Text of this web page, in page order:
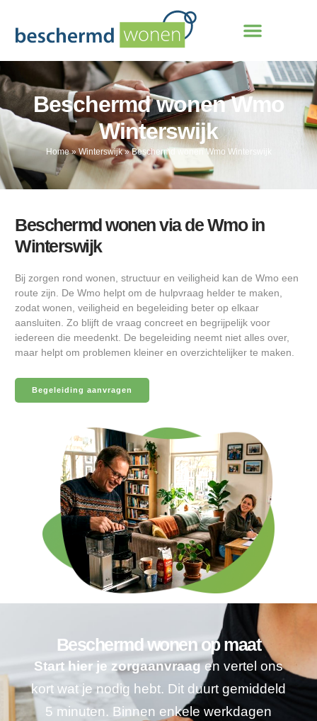
Beschermd wonen Wmo
Winterswijk
Home»Winterswijk»Beschermd wonen Wmo Winterswijk
Beschermd wonen via de Wmo in
Winterswijk
Bij zorgen rond wonen, structuur en veiligheid kan de Wmo een
route zijn. De Wmo helpt om de hulpvraag helder te maken,
zodat wonen, veiligheid en begeleiding beter op elkaar
aansluiten. Zo blijft de vraag concreet en begrijpelijk voor
iedereen die meedenkt. De begeleiding neemt niet alles over,
maar helpt om problemen kleiner en overzichtelijker te maken.
Begeleiding aanvragen
Beschermd wonen op maat
Start hier je zorgaanvraagen vertel ons
kort wat je nodig hebt. Dit duurt gemiddeld
5 minuten. Binnen enkele werkdagen